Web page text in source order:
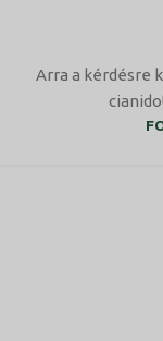
Arra a kérdésre